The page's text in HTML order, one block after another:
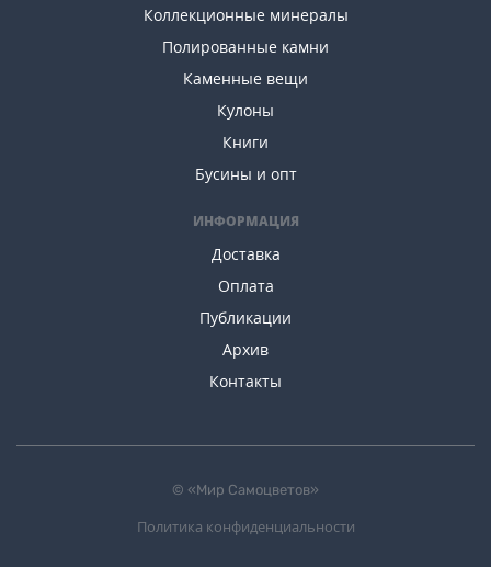
Коллекционные минералы
Полированные камни
Каменные вещи
Кулоны
Книги
Бусины и опт
ИНФОРМАЦИЯ
Доставка
Оплата
Публикации
Архив
Контакты
© «Мир Самоцветов»
Политика конфиденциальности